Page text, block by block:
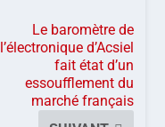
Le baromètre de
l’électronique d’Acsiel
fait état d’un
essoufflement du
marché français